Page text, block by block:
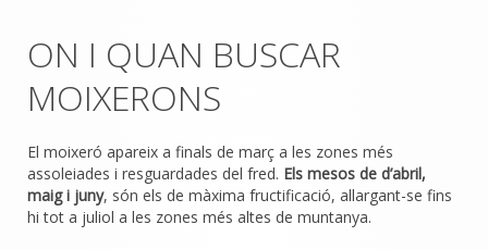
ON I QUAN BUSCAR
MOIXERONS
El moixeró apareix a finals de març a les zones més
assoleiades i resguardades del fred. Els mesos de d’abril,
maig i juny, són els de màxima fructificació, allargant-se fins
hi tot a juliol a les zones més altes de muntanya.